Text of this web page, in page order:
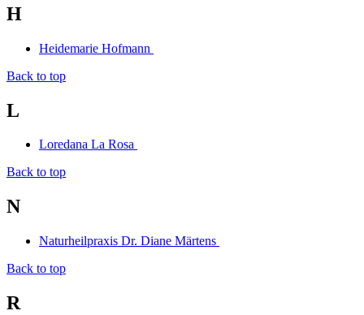
H
Heidemarie Hofmann
Back to top
L
Loredana La Rosa
Back to top
N
Naturheilpraxis Dr. Diane Märtens
Back to top
R